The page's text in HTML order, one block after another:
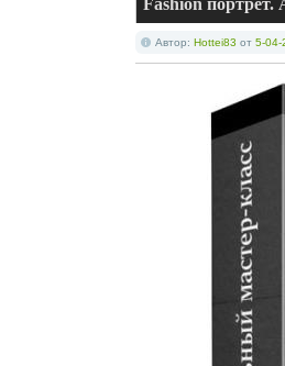
Fashion портрет.
Автор: Hottei83 от 5-04-